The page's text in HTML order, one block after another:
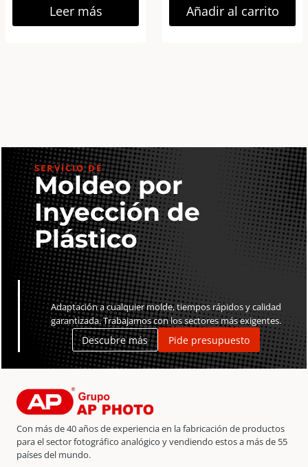
Leer más
Fotos
Madera
Añadir al carrito
SERVICIO DE
Moldeo por
Inyección de
Plástico
Adaptación a cualquier molde, tiempos rápidos y calidad
garantizada. Trabajamos con los sectores más exigentes.
Descubre más Pide presupuesto
Con más de 40 años de experiencia en la fabricación de productos
para el sector fotográfico analógico y vendiendo estos a más de 55
países del mundo.